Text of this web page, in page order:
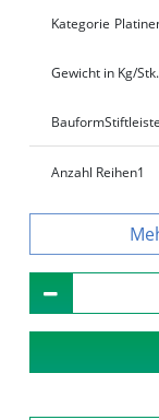
Kategorie
Gewicht in Kg/Stk.
BauformStiftleiste
Anzahl Reihen1